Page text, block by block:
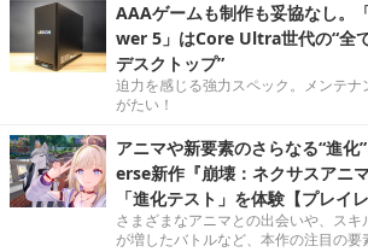
AAAゲームも制作も妥協なし。
wer 5」はCore Ultra世代の“全
デスクトップ”
迫力を感じる強力スペック。メンテナ
がたい！
アニマや新要素のさらなる“進
erse新作『崩壊：ネクサスアニ
「進化テスト」を体験【プレイレ
さまざまなアニマとの出会いや、ス
が増したバトルなど、本作の注目の要